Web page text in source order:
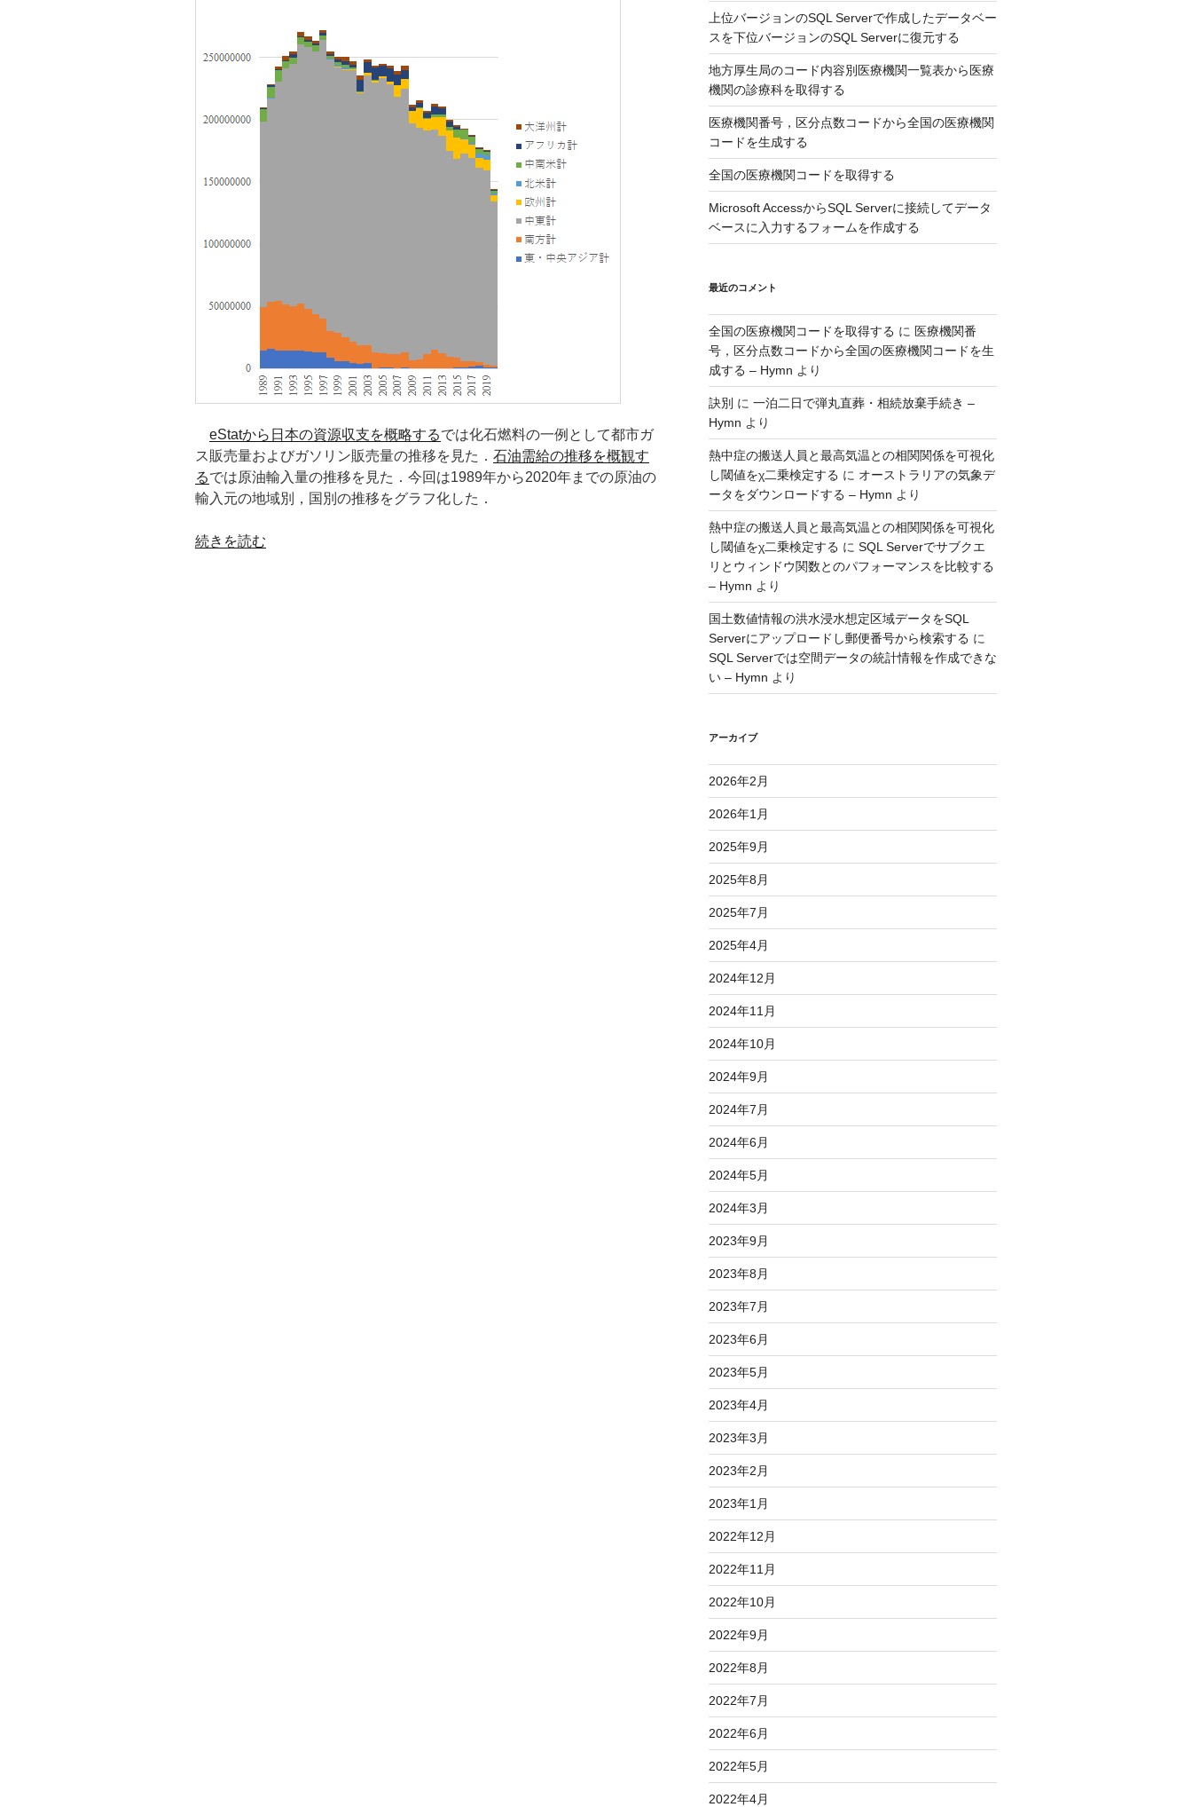
eStatから日本の資源収支を概略するでは化石燃料の一例として都市ガ
ス販売量およびガソリン販売量の推移を見た． 石油需給の推移を概観す
るでは原油輸入量の推移を見た．今回は1989年から2020年までの原油の
輸入元の地域別，国別の推移をグラフ化した．
“原
続きを読む
上位バージョンのSQL Serverで作成したデータベー
スを下位バージョンのSQL Serverに復元する
地方厚生局のコード内容別医療機関一覧表から医療
機関の診療科を取得する
医療機関番号，区分点数コードから全国の医療機関
コードを生成する
全国の医療機関コードを取得する
Microsoft AccessからSQL Serverに接続してデータ
ベースに入力するフォームを作成する
最近のコメント
全国の医療機関コードを取得する に 医療機関番
号，区分点数コードから全国の医療機関コードを生
成する – Hymn より
訣別 に 一泊二日で弾丸直葬・相続放棄手続き –
Hymn より
熱中症の搬送人員と最高気温との相関関係を可視化
し閾値をχ二乗検定する に オーストラリアの気象デ
ータをダウンロードする – Hymn より
熱中症の搬送人員と最高気温との相関関係を可視化
し閾値をχ二乗検定する に SQL Serverでサブクエ
リとウィンドウ関数とのパフォーマンスを比較する
– Hymn より
国土数値情報の洪水浸水想定区域データをSQL
Serverにアップロードし郵便番号から検索する に
SQL Serverでは空間データの統計情報を作成できな
い – Hymn より
アーカイブ
2026年2月
2026年1月
2025年9月
2025年8月
2025年7月
2025年4月
2024年12月
2024年11月
2024年10月
2024年9月
2024年7月
2024年6月
2024年5月
2024年3月
2023年9月
2023年8月
2023年7月
2023年6月
2023年5月
2023年4月
2023年3月
2023年2月
2023年1月
2022年12月
2022年11月
2022年10月
2022年9月
2022年8月
2022年7月
2022年6月
2022年5月
2022年4月